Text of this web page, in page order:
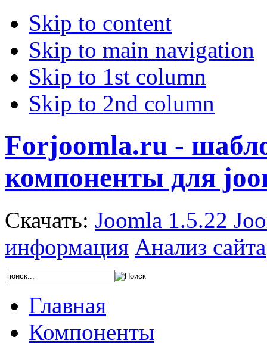
Skip to content
Skip to main navigation
Skip to 1st column
Skip to 2nd column
Forjoomla.ru -
компоненты для
Скачать: Joomla 1.5.22
информация Анализ сайта
Главная
Компоненты